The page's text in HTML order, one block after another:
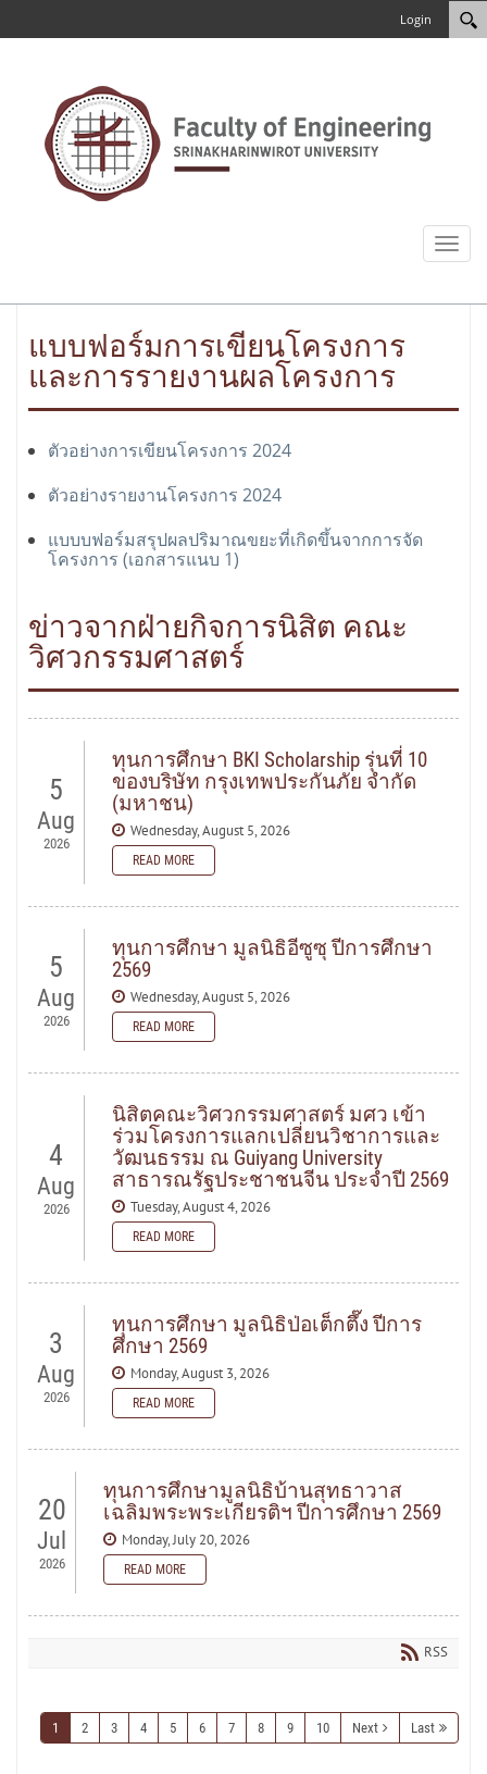
Login
Toggle
แบบฟอร์มการเขียนโครงการ
และการรายงานผลโครงการ
ตัวอย่างการเขียนโครงการ 2024
ตัวอย่างรายงานโครงการ 2024
แบบบฟอร์มสรุปผลปริมาณขยะที่เกิดขึ้นจากการจัด
โครงการ (เอกสารแนบ 1)
ข่าวจากฝ่ายกิจการนิสิต คณะ
วิศวกรรมศาสตร์
5
Aug
2026
ทุนการศึกษา BKI Scholarship รุ่นที่ 10
ของบริษัท กรุงเทพประกันภัย จำกัด
(มหาชน)
Wednesday, August 5, 2026
READ MORE
5
Aug
2026
ทุนการศึกษา มูลนิธิอีซูซุ ปีการศึกษา
2569
Wednesday, August 5, 2026
READ MORE
4
Aug
2026
นิสิตคณะวิศวกรรมศาสตร์ มศว เข้า
ร่วมโครงการแลกเปลี่ยนวิชาการและ
วัฒนธรรม ณ Guiyang University
สาธารณรัฐประชาชนจีน ประจำปี 2569
Tuesday, August 4, 2026
READ MORE
3
Aug
2026
ทุนการศึกษา มูลนิธิป่อเต็กตึ๊ง ปีการ
ศึกษา 2569
Monday, August 3, 2026
READ MORE
20
Jul
2026
ทุนการศึกษามูลนิธิบ้านสุทธาวาส
เฉลิมพระพระเกียรติฯ ปีการศึกษา 2569
Monday, July 20, 2026
READ MORE
READ MORE
RSS
1 2 3 4 5 6 7 8 9 10 Next Last